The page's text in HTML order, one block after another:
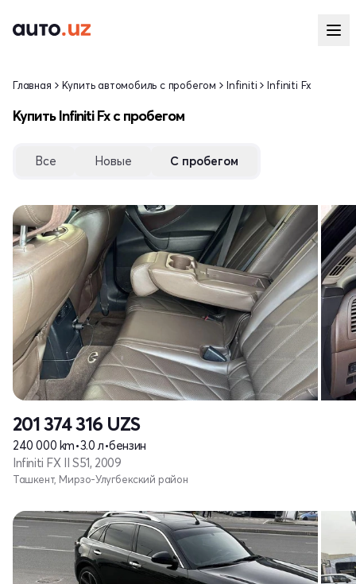
Главная Купить автомобиль с пробегом Infiniti Infiniti Fx
Купить Infiniti Fx с пробегом
Все Новые С пробегом
201 374 316 UZS
240 000 km•3.0 л•бензин
Infiniti FX II S51, 2009
Ташкент, Мирзо-Улугбекский район